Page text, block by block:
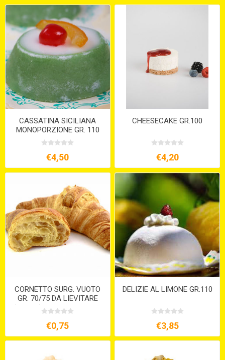
CASSATINA SICILIANA
MONOPORZIONE GR. 110
€4,50
CHEESECAKE GR.100
€4,20
CORNETTO SURG. VUOTO
GR. 70/75 DA LIEVITARE
(PZ.110) VENDITA MINIMO
10 PZ.
€0,75
DELIZIE AL LIMONE GR.110
€3,85